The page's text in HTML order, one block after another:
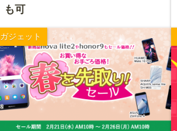
も可
ガジェット